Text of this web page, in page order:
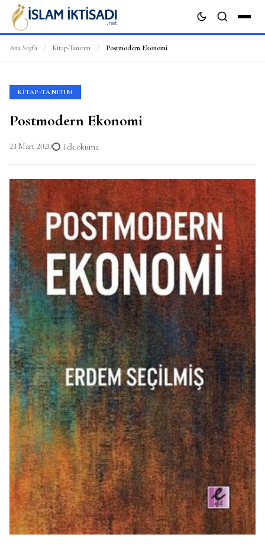
Ana Sayfa / Kitap-Tanıtım / Postmodern Ekonomi
KITAP-TANITIM
Postmodern Ekonomi
23 Mart 2020 1 dk okuma